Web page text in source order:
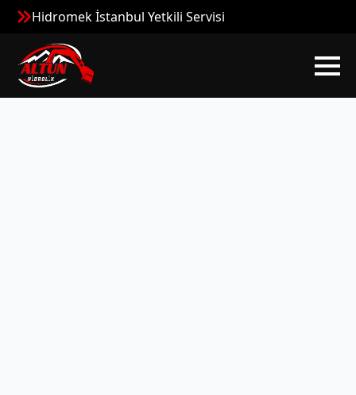
Hidromek İstanbul Yetkili Servisi